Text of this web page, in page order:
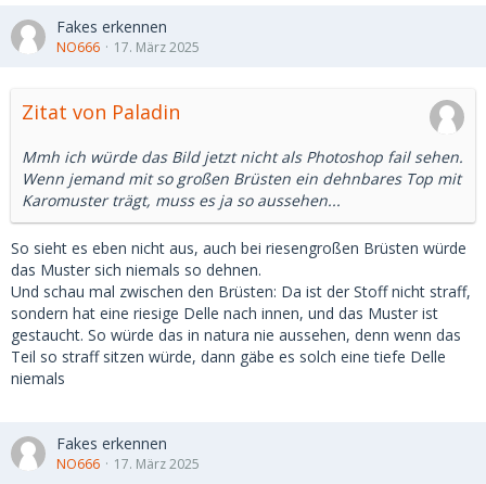
Fakes erkennen
NO666 17. März 2025
Zitat von Paladin
Mmh ich würde das Bild jetzt nicht als Photoshop fail sehen.
Wenn jemand mit so großen Brüsten ein dehnbares Top mit
Karomuster trägt, muss es ja so aussehen...
So sieht es eben nicht aus, auch bei riesengroßen Brüsten würde
das Muster sich niemals so dehnen.
Und schau mal zwischen den Brüsten: Da ist der Stoff nicht straff,
sondern hat eine riesige Delle nach innen, und das Muster ist
gestaucht. So würde das in natura nie aussehen, denn wenn das
Teil so straff sitzen würde, dann gäbe es solch eine tiefe Delle
niemals
Fakes erkennen
NO666 17. März 2025